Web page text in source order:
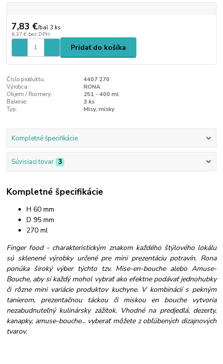
7,83 €/bal 3 ks
6,37 € bez DPH
Pridať do košíka
Číslo produktu:
4407 270
Výrobca:
RONA
Objem / Rozmery:
251 - 400 ml
Balenie:
3 ks
Typ:
Misy, misky
Kompletné špecifikácie
Súvisiaci tovar 3
Kompletné špecifikácie
H 60 mm
D 95 mm
270 ml
Finger food - charakteristickým znakom každého štýlového lokálu
sú sklenené výrobky určené pre mini prezentáciu potravín. Rona
ponúka široký výber týchto tzv. Mise-en-bouche alebo Amuse-
Bouche, aby si každý mohol vybrať ako efektne podávať jednohubky
či rôzne mini variácie produktov kuchyne. V kombinácií s pekným
tanierom, prezentačnou táckou či miskou en bouche vytvoria
nezabudnuteľný kulinársky zážitok. Vhodné na predjedlá, dezerty,
kanapky, amuse-bouche... vyberať môžete z obľúbených dizajnových
tvarov.